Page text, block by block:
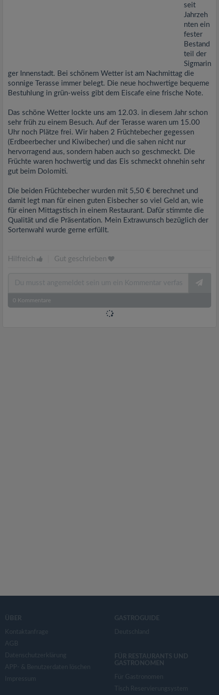
seit
Jahrzeh
nten ein
fester
Bestand
teil der
Sigmarin
ger Innenstadt. Bei schönem Wetter ist am Nachmittag die
sonnige Terasse immer belegt. Die neue hochwertige bequeme
Bestuhlung in grün-weiss gibt dem Eiscafe eine frische Note.
Das schöne Wetter lockte uns am 12.03. in diesem Jahr schon
sehr früh zu einem Besuch. Auf der Terasse waren um 15.00
Uhr noch Plätze frei. Wir haben 2 Früchtebecher gegessen
(Erdbeerbecher und Kiwibecher) und die sahen nicht nur
hervorragend aus, sondern haben auch so geschmeckt. Die
Früchte waren hochwertig und das Eis schmeckt ohnehin sehr
gut beim Dolomiti.
Die beiden Früchtebecher wurden mit 5,50 € berechnet und
damit legt man für einen guten Eisbecher so viel Geld an, wie
für einen Mittagstisch in einem Restaurant. Dafür stimmte die
Qualität und die Präsentation. Mein Extrawunsch bezüglich der
Sortenwahl wurde gerne erfüllt.
Hilfreich Gut geschrieben
0 Kommentare
ÜBER
Kontaktanfrage
AGB
Datenschutzerklärung
APP- & Benutzerdaten löschen
Impressum
GASTROGUIDE
Deutschland
FÜR RESTAURANTS UND
GASTRONOMEN
Für Gastronomen
Tisch Reservierungsystem